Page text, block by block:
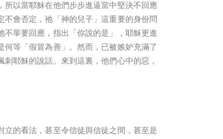
以當耶穌在他們步步進逼當中堅決不回應
會否定，祂「神的兒子」這重要的身份問
單要回應，指出「你說的是」，耶穌更進
等「假冒為善」。然而，已被嫉妒充滿了
耶穌的說話。來到這裏，他們心中的惡，
的看法，甚至令信徒與信徒之間，甚至是